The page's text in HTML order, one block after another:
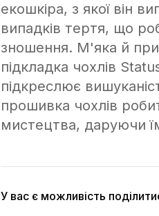
екошкіра, з якої він
випадків тертя, що
зношення. М'яка й
підкладка чохлів
підкреслює
прошивка чохлів
мистецтва, даруючи
У вас є можливість